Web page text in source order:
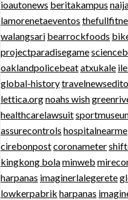
ioautonews beritakampus
lamorenetaeventos
walangsari bearrockfoods
projectparadisegame
oaklandpolicebeatatxukale
global-history
lettica.orgnoahs wish
healthcarelawsuit
assurecontrols hospitalnearme
cirebonpostcoronameter
kingkong bolaminweb
harpanas imaginerlalegerete
lowkerpabrik harpanas